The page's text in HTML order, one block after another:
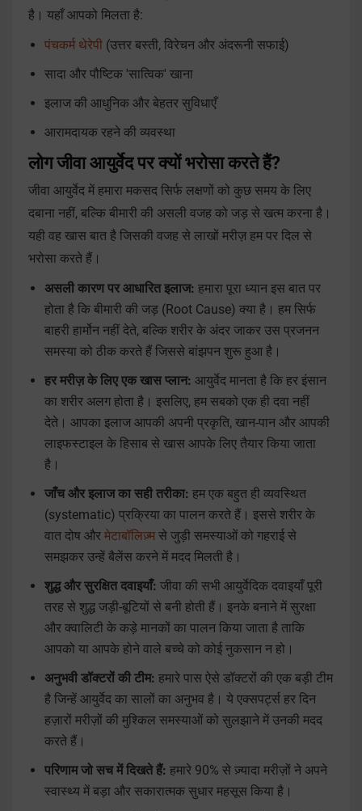
है। यहाँ आपको मिलता है:
पंचकर्म थेरेपी (उत्तर बस्ती, विरेचन और अंदरूनी सफाई)
सादा और पौष्टिक 'सात्विक' खाना
इलाज की आधुनिक और बेहतर सुविधाएँ
आरामदायक रहने की व्यवस्था
लोग जीवा आयुर्वेद पर क्यों भरोसा करते हैं?
जीवा आयुर्वेद में हमारा मकसद सिर्फ लक्षणों को कुछ समय के लिए
दबाना नहीं, बल्कि बीमारी की असली वजह को जड़ से खत्म करना है।
यही वह खास बात है जिसकी वजह से लाखों मरीज़ हम पर दिल से
भरोसा करते हैं।
असली कारण पर आधारित इलाज: हमारा पूरा ध्यान इस बात पर
होता है कि बीमारी की जड़ (Root Cause) क्या है। हम सिर्फ
बाहरी हार्मोन नहीं देते, बल्कि शरीर के अंदर जाकर उस प्रजनन
समस्या को ठीक करते हैं जिससे बांझपन शुरू हुआ है।
हर मरीज़ के लिए एक खास प्लान: आयुर्वेद मानता है कि हर इंसान
का शरीर अलग होता है। इसलिए, हम सबको एक ही दवा नहीं
देते। आपका इलाज आपकी अपनी प्रकृति, खान-पान और आपकी
लाइफस्टाइल के हिसाब से खास आपके लिए तैयार किया जाता
है।
जाँच और इलाज का सही तरीका: हम एक बहुत ही व्यवस्थित
(systematic) प्रक्रिया का पालन करते हैं। इससे शरीर के
वात दोष और मेटाबॉलिज़्मसे जुड़ी समस्याओं को गहराई से
समझकर उन्हें बैलेंस करने में मदद मिलती है।
शुद्ध और सुरक्षित दवाइयाँ: जीवा की सभी आयुर्वेदिक दवाइयाँ पूरी
तरह से शुद्ध जड़ी-बूटियों से बनी होती हैं। इनके बनाने में सुरक्षा
और क्वालिटी के कड़े मानकों का पालन किया जाता है ताकि
आपको या आपके होने वाले बच्चे को कोई नुकसान न हो।
अनुभवी डॉक्टरों की टीम: हमारे पास ऐसे डॉक्टरों की एक बड़ी टीम
है जिन्हें आयुर्वेद का सालों का अनुभव है। ये एक्सपर्ट्स हर दिन
हज़ारों मरीज़ों की मुश्किल समस्याओं को सुलझाने में उनकी मदद
करते हैं।
परिणाम जो सच में दिखते हैं: हमारे 90% से ज़्यादा मरीज़ों ने अपने
स्वास्थ्य में बड़ा और सकारात्मक सुधार महसूस किया है।